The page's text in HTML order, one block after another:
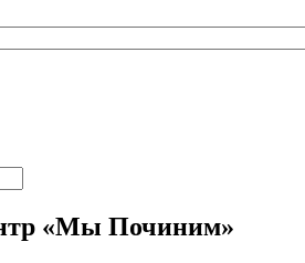
«Мы Починим»